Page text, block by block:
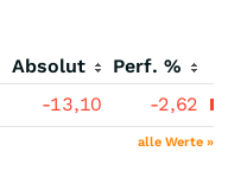
Absolut
Perf. %
-13,10 -2,62
alle Werte »